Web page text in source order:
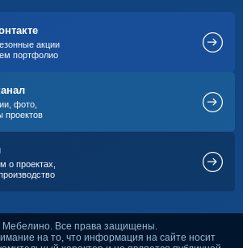
акции
портфолио
фото,
проектов
о проектах,
Мебелино. Все права защищены.
на то, что информация на сайте носит